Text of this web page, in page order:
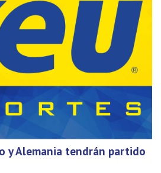
y Alemania tendrán partido